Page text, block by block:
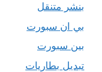
بنشر متنقل
بي ان سبورت
بين سبورت
تبديل بطاريات